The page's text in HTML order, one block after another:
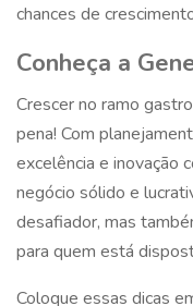
chances de
Conheça a
Crescer no ramo
pena! Com
excelência e inovação
negócio sólido e
desafiador, mas
para quem está
Coloque essas dicas